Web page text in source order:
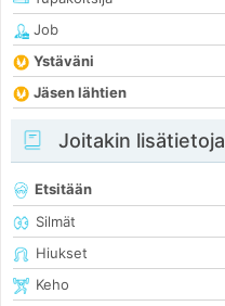
Job
Ystäväni
Jäsen lähtien
Joitakin lisätietoja
Etsitään
Silmät
Hiukset
Keho